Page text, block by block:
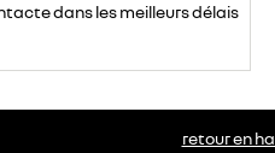
dans les meilleurs délais
retour en